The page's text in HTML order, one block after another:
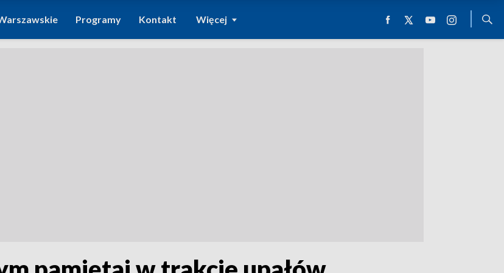
Programy Kontakt Więcej